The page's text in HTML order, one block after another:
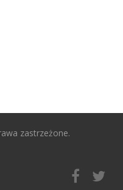
zastrzeżone.